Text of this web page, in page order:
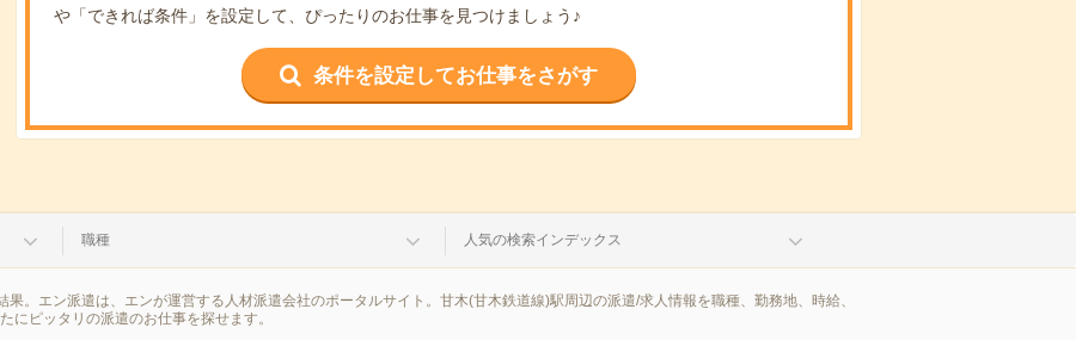
や「できれば条件」を設定して、ぴったりのお仕事を見つけましょう♪
条件を設定してお仕事をさがす
職種 人気の検索インデックス
。エン派遣は、エンが運営する人材派遣会社のポータルサイト。甘木(甘木鉄道線)駅周辺の派遣/求人情報を職種、勤務地、時給、
にピッタリの派遣のお仕事を探せます。